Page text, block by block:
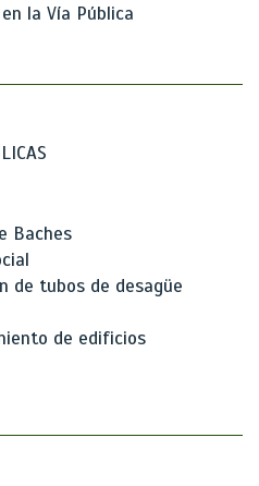
la Vía Pública
Baches
de tubos de desagüe
de edificios